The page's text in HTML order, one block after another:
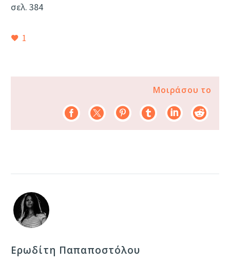
σελ. 384
1
Μοιράσου το
Ερωδίτη Παπαποστόλου